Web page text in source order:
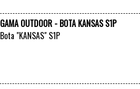
GAMA OUTDOOR - BOTA KANSAS S1P
Bota "KANSAS" S1P